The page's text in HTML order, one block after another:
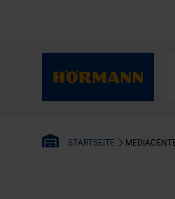
STARTSEITE